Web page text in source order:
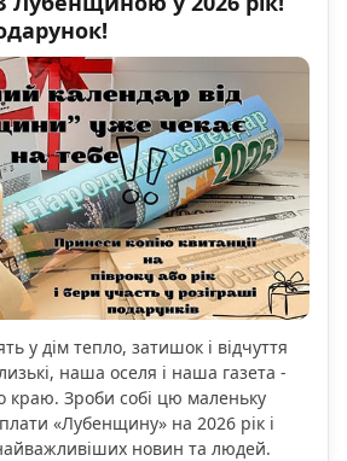
у дім тепло, затишок і відчуття
наша оселя і наша газета -
краю. Зроби собі цю маленьку
«Лубенщину» на 2026 рік і
новин та людей.